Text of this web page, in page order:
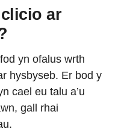
ar
yn ofalus wrth
hysbyseb. Er bod y
cael eu talu a’u
gall rhai